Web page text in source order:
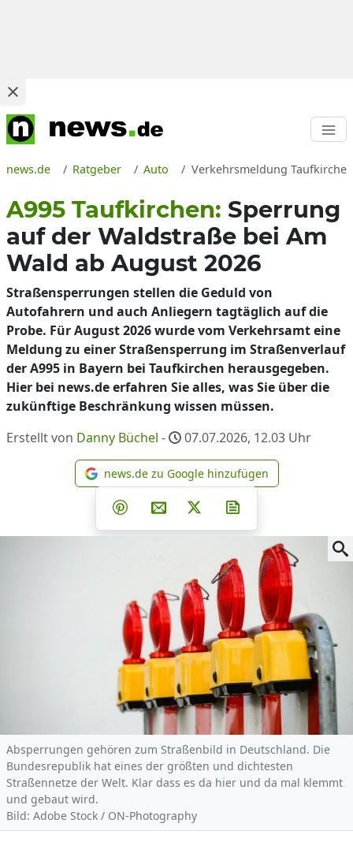
news.de Ratgeber Auto Verkehrsmeldung
A995 Taufkirchen: Sperrung
auf der Waldstraße bei Am
Wald ab August 2026
Straßensperrungen stellen die Geduld von
Autofahrern und auch Anliegern tagtäglich auf die
Probe. Für August 2026 wurde vom Verkehrsamt eine
Meldung zu einer Straßensperrung im Straßenverlauf
der A995 in Bayern bei Taufkirchen herausgegeben.
Hier bei news.de erfahren Sie alles, was Sie über die
zukünftige Beschränkung wissen müssen.
Erstellt von Danny Büchel - 07.07.2026, 12.03 Uhr
news.de zu Google
news.de zu Google hinzufügen
Teilen auf Facebook
Teilen auf Whatsapp
Teilen auf Telegram
Teilen auf Pinterest
Per E-Mail teilen
Post auf X
Absperrungen gehören zum Straßenbild in Deutschland. Die
Bundesrepublik hat eines der größten und dichtesten
Straßennetze der Welt. Klar dass es da hier und da mal klemmt
und gebaut wird.
Bild: Adobe Stock / ON-Photography